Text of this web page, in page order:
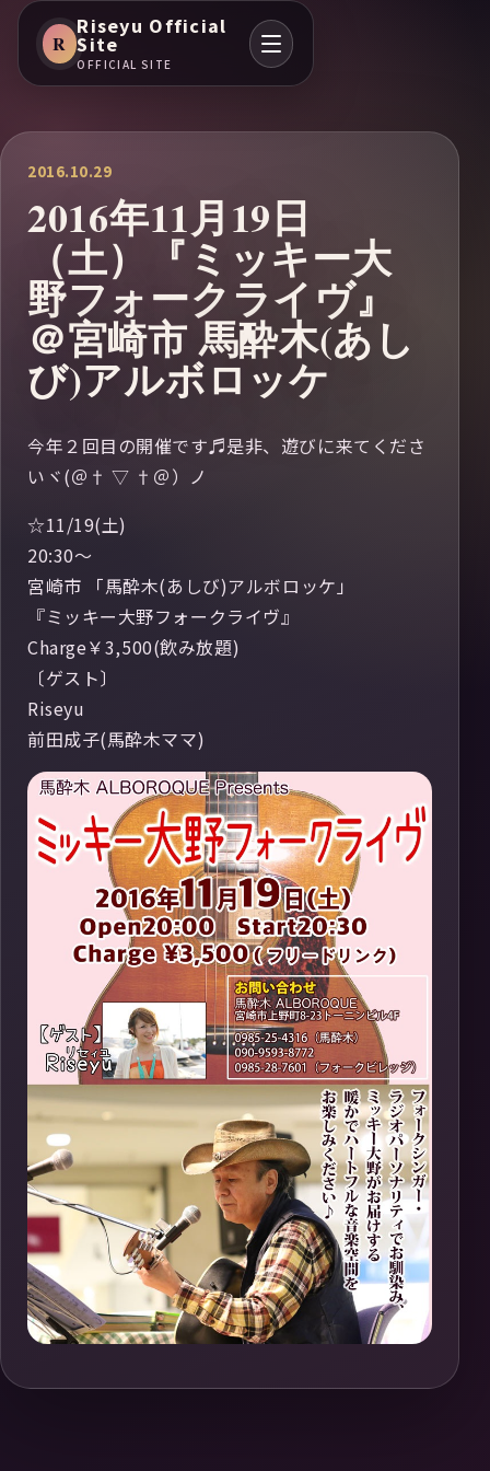
R
Riseyu Official
Site
OFFICIAL SITE
2016.10.29
2016年11月19日
（土）『ミッキー大
野フォークライヴ』
＠宮崎市 馬酔木(あし
び)アルボロッケ
今年２回目の開催です♬是非、遊びに来てくださ
いヾ(＠† ▽ †＠）ノ
☆11/19(土)
20:30～
宮崎市 「馬酔木(あしび)アルボロッケ」
『ミッキー大野フォークライヴ』
Charge￥3,500(飲み放題)
〔ゲスト〕
Riseyu
前田成子(馬酔木ママ)